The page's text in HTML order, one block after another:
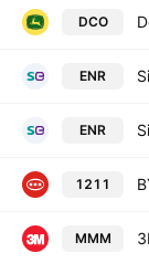
DCO
ENR
ENR
1211
MMM